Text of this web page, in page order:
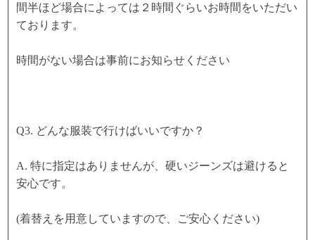
間半ほど場合によっては２時間ぐらいお時間をいただい
ております。
時間がない場合は事前にお知らせください
Q3. どんな服装で行けばいいですか？
A. 特に指定はありませんが、硬いジーンズは避けると
安心です。
(着替えを用意していますので、ご安心ください)